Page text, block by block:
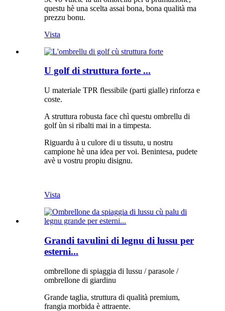
questu hè una scelta assai bona, bona qualità ma
prezzu bonu.
Vista
U golf di struttura forte ...
U materiale TPR flessibile (parti gialle) rinforza e
coste.
A struttura robusta face chì questu ombrellu di
golf ùn si ribalti mai in a timpesta.
Riguardu à u culore di u tissutu, u nostru
campione hè una idea per voi. Benintesa, pudete
avè u vostru propiu disignu.
Vista
Grandi tavulini di legnu di lussu per
esterni...
ombrellone di spiaggia di lussu / parasole /
ombrellone di giardinu
Grande taglia, struttura di qualità premium,
frangia morbida è attraente.